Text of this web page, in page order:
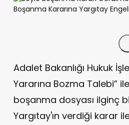
Adalet Bakanlığı Hukuk
Yararına Bozma Talebi”
boşanma dosyası ilginç
Yargıtay'ın verdiği karar